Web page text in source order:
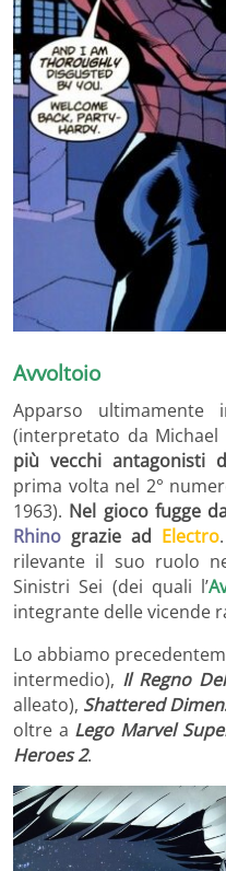
Avvoltoio
Apparso ultimamente
(interpretato da Michael
più vecchi antagonisti
prima volta nel 2°
1963). Nel gioco fugge
Rhino grazie ad Electro
rilevante il suo ruolo
Sinistri Sei (dei quali l’
integrante delle vicende
Lo abbiamo
intermedio), Il Regno
alleato), Shattered
oltre a Lego Marvel
Heroes 2.